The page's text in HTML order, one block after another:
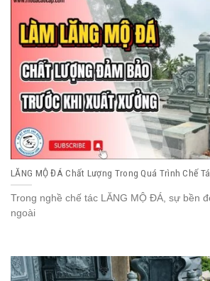
LĂNG MỘ ĐÁ Chất Lượng Trong Quá Trình Chế
Trong nghề chế tác LĂNG MỘ ĐÁ, sự bền
ngoài